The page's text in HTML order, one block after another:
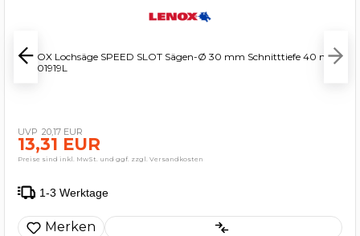
LENOX Lochsäge SPEED SLOT Sägen-Ø 30 mm Schnitttiefe 40 mm
- 3001919L
20,17 EUR
13,31 EUR
Preise sind inkl. MwSt. und ggf. zzgl. Versandkosten
1-3 Werktage
Merken